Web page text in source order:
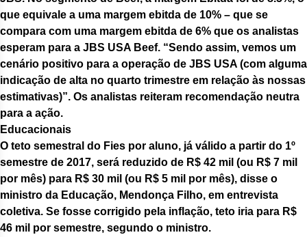
que equivale a uma margem ebitda de 10% – que se
compara com uma margem ebitda de 6% que os analistas
esperam para a JBS USA Beef. “Sendo assim, vemos um
cenário positivo para a operação de JBS USA (com alguma
indicação de alta no quarto trimestre em relação às nossas
estimativas)”. Os analistas reiteram recomendação neutra
para a ação.
Educacionais
O teto semestral do Fies por aluno, já válido a partir do 1º
semestre de 2017, será reduzido de R$ 42 mil (ou R$ 7 mil
por mês) para R$ 30 mil (ou R$ 5 mil por mês), disse o
ministro da Educação, Mendonça Filho, em entrevista
coletiva. Se fosse corrigido pela inflação, teto iria para R$
46 mil por semestre, segundo o ministro.